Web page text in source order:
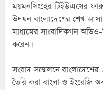
ময়মনসিংহের টিইউএসের
উদয়ন বাংলাদেশের শেখ
মাধ্যমের সাংবাদিকগন
করেন।
সংবাদ সম্মেলনে
তৈরি করা বাংলা ও ইংরেজি